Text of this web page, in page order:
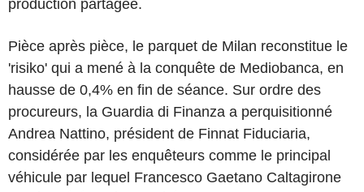
production partagée.
Pièce après pièce, le parquet de Milan reconstitue le
'risiko' qui a mené à la conquête de Mediobanca, en
hausse de 0,4% en fin de séance. Sur ordre des
procureurs, la Guardia di Finanza a perquisitionné
Andrea Nattino, président de Finnat Fiduciaria,
considérée par les enquêteurs comme le principal
véhicule par lequel Francesco Gaetano Caltagirone